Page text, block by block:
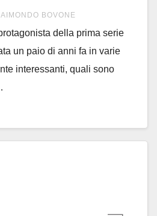
Fate’ sul
BOVONE
della prima serie
un paio di anni fa in varie
interessanti, quali sono